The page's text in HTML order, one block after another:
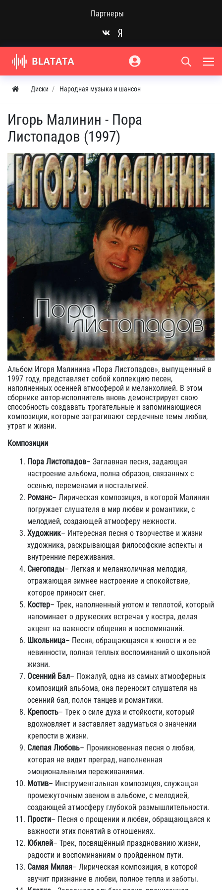
Партнеры
Диски Народная музыка и шансон
Игорь Малинин - Пора
Листопадов (1997)
Альбом Игоря Малинина «Пора Листопадов», выпущенный в
1997 году, представляет собой коллекцию песен,
наполненных осенней атмосферой и меланхолией. В этом
сборнике автор-исполнитель вновь демонстрирует свою
способность создавать трогательные и запоминающиеся
композиции, которые затрагивают сердечные темы любви,
утрат и жизни.
Композиции
Пора Листопадов– Заглавная песня, задающая
настроение альбома, полна образов, связанных с
осенью, переменами и ностальгией.
Романс– Лирическая композиция, в которой Малинин
погружает слушателя в мир любви и романтики, с
мелодией, создающей атмосферу нежности.
Художник– Интересная песня о творчестве и жизни
художника, раскрывающая философские аспекты и
внутренние переживания.
Снегопады– Легкая и меланхоличная мелодия,
отражающая зимнее настроение и спокойствие,
которое приносит снег.
Костер– Трек, наполненный уютом и теплотой, который
напоминает о дружеских встречах у костра, делая
акцент на важности общения и воспоминаний.
Школьница– Песня, обращающаяся к юности и ее
невинности, полная теплых воспоминаний о школьной
жизни.
Осенний Бал– Пожалуй, одна из самых атмосферных
композиций альбома, она переносит слушателя на
осенний бал, полон танцев и романтики.
Крепость– Трек о силе духа и стойкости, который
вдохновляет и заставляет задуматься о значении
крепости в жизни.
Слепая Любовь– Проникновенная песня о любви,
которая не видит преград, наполненная
эмоциональными переживаниями.
Мотив– Инструментальная композиция, служащая
промежуточным звеном в альбоме, с мелодией,
создающей атмосферу глубокой размышлительности.
Прости– Песня о прощении и любви, обращающаяся к
важности этих понятий в отношениях.
Юбилей– Трек, посвящённый празднованию жизни,
радости и воспоминаниям о пройденном пути.
Самая Милая– Лирическая композиция, в которой
звучит признание в любви, полное тепла и заботы.